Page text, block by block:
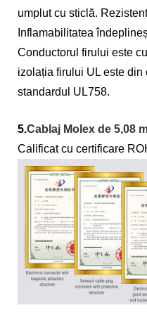
umplut cu sticlă.
Inflamabilitatea
Conductorul firului este
izolația firului UL este
standardul UL758.
5.Cablaj Molex de 5,08
Calificat cu certificare